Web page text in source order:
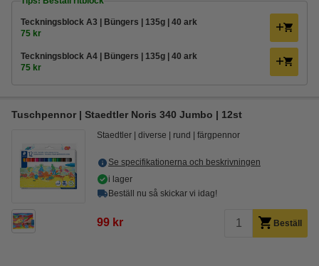
Teckningsblock A3 | Büngers | 135g | 40 ark
75 kr
Teckningsblock A4 | Büngers | 135g | 40 ark
75 kr
Tuschpennor | Staedtler Noris 340 Jumbo | 12st
Staedtler diverse rund färgpennor
Se specifikationerna och beskrivningen
i lager
Beställ nu så skickar vi idag!
99 kr Beställ